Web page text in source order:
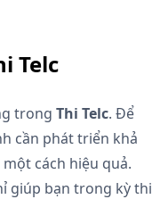
Telc
trong Thi Telc. Để
cần phát triển khả
cách hiệu quả.
giúp bạn trong kỳ thi